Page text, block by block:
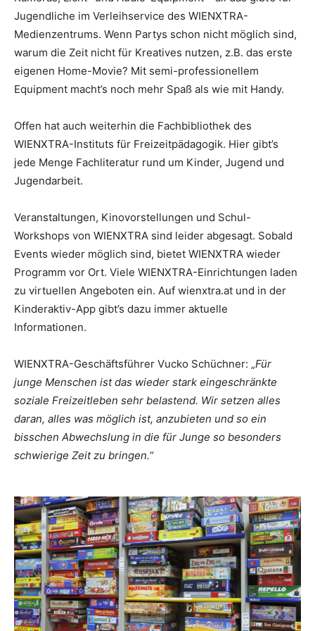
Jugendliche im Verleihservice des WIENXTRA-
Medienzentrums. Wenn Partys schon nicht möglich sind,
warum die Zeit nicht für Kreatives nutzen, z.B. das erste
eigenen Home-Movie? Mit semi-professionellem
Equipment macht’s noch mehr Spaß als wie mit Handy.
Offen hat auch weiterhin die Fachbibliothek des
WIENXTRA-Instituts für Freizeitpädagogik. Hier gibt’s
jede Menge Fachliteratur rund um Kinder, Jugend und
Jugendarbeit.
Veranstaltungen, Kinovorstellungen und Schul-
Workshops von WIENXTRA sind leider abgesagt. Sobald
Events wieder möglich sind, bietet WIENXTRA wieder
Programm vor Ort. Viele WIENXTRA-Einrichtungen laden
zu virtuellen Angeboten ein. Auf wienxtra.at und in der
Kinderaktiv-App gibt’s dazu immer aktuelle
Informationen.
WIENXTRA-Geschäftsführer Vucko Schüchner: „Für
junge Menschen ist das wieder stark eingeschränkte
soziale Freizeitleben sehr belastend. Wir setzen alles
daran, alles was möglich ist, anzubieten und so ein
bisschen Abwechslung in die für Junge so besonders
schwierige Zeit zu bringen.“